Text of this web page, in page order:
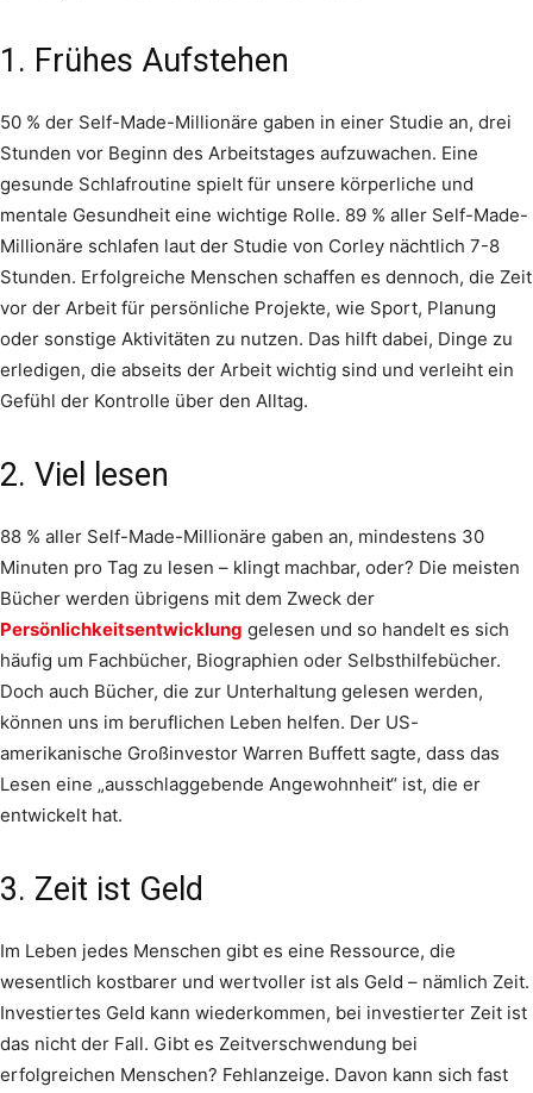
1. Frühes Aufstehen
50 % der Self-Made-Millionäre gaben in einer Studie an, drei
Stunden vor Beginn des Arbeitstages aufzuwachen. Eine
gesunde Schlafroutine spielt für unsere körperliche und
mentale Gesundheit eine wichtige Rolle. 89 % aller Self-Made-
Millionäre schlafen laut der Studie von Corley nächtlich 7-8
Stunden. Erfolgreiche Menschen schaffen es dennoch, die Zeit
vor der Arbeit für persönliche Projekte, wie Sport, Planung
oder sonstige Aktivitäten zu nutzen. Das hilft dabei, Dinge zu
erledigen, die abseits der Arbeit wichtig sind und verleiht ein
Gefühl der Kontrolle über den Alltag.
2. Viel lesen
88 % aller Self-Made-Millionäre gaben an, mindestens 30
Minuten pro Tag zu lesen – klingt machbar, oder? Die meisten
Bücher werden übrigens mit dem Zweck der
Persönlichkeitsentwicklung gelesen und so handelt es sich
häufig um Fachbücher, Biographien oder Selbsthilfebücher.
Doch auch Bücher, die zur Unterhaltung gelesen werden,
können uns im beruflichen Leben helfen. Der US-
amerikanische Großinvestor Warren Buffett sagte, dass das
Lesen eine „ausschlaggebende Angewohnheit“ ist, die er
entwickelt hat.
3. Zeit ist Geld
Im Leben jedes Menschen gibt es eine Ressource, die
wesentlich kostbarer und wertvoller ist als Geld – nämlich Zeit.
Investiertes Geld kann wiederkommen, bei investierter Zeit ist
das nicht der Fall. Gibt es Zeitverschwendung bei
erfolgreichen Menschen? Fehlanzeige. Davon kann sich fast